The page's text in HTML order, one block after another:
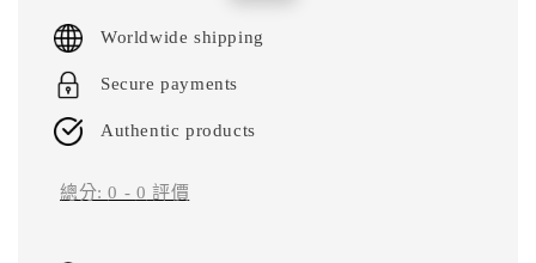
Worldwide shipping
Secure payments
Authentic products
總分:0 - 0 評價